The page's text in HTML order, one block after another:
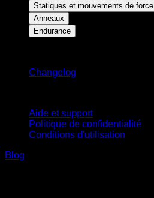
Statiques et mouvements de force
Anneaux
Endurance
Changelog
Aide et support
Politique de confidentialité
Conditions d'utilisation
Blog